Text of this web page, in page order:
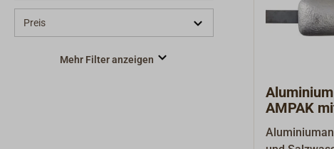
Preis
Mehr Filter anzeigen
AMPAK